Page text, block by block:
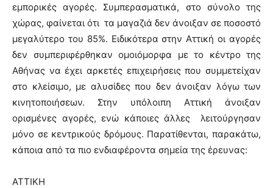
εμπορικές αγορές. Συμπερασματικά, στο σύνολο της
χώρας, φαίνεται ότι τα μαγαζιά δεν άνοιξαν σε ποσοστό
μεγαλύτερο του 85%. Ειδικότερα στην Αττική οι αγορές
δεν συμπεριφέρθηκαν ομοιόμορφα με το κέντρο της
Αθήνας να έχει αρκετές επιχειρήσεις που συμμετείχαν
στο κλείσιμο, με αλυσίδες που δεν άνοιξαν λόγω των
κινητοποιήσεων. Στην υπόλοιπη Αττική άνοιξαν
ορισμένες αγορές, ενώ κάποιες άλλες λειτούργησαν
μόνο σε κεντρικούς δρόμους. Παρατίθενται, παρακάτω,
κάποια από τα πιο ενδιαφέροντα σημεία της έρευνας:
ATTIKH